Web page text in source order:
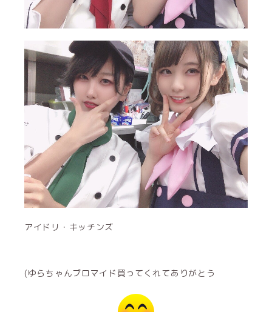
アイドリ・キッチンズ
(ゆらちゃんブロマイド買ってくれてありがとう